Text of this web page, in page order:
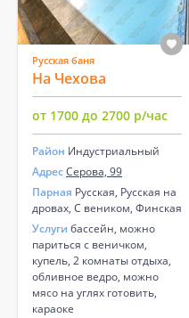
Русская баня
На Чехова
от 1700 до 2700 р/час
Район Индустриальный
АдресСерова, 99
Парная Русская, Русская на
дровах, С веником, Финская
Услуги бассейн, можно
париться с веничком,
купель, 2 комнаты отдыха,
обливное ведро, можно
мясо на углях готовить,
караоке